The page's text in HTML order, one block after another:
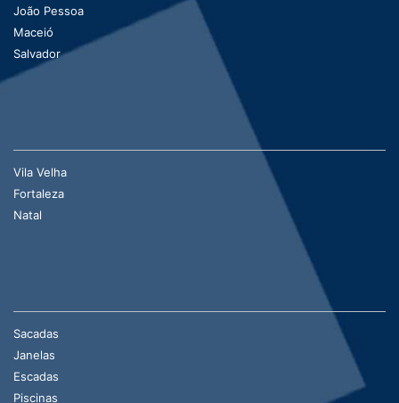
João Pessoa
Maceió
Salvador
Vila Velha
Fortaleza
Natal
Sacadas
Janelas
Escadas
Piscinas